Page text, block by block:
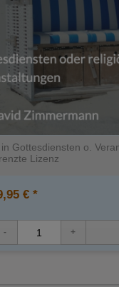
Gottesdiensten o.
Lizenz
€ *